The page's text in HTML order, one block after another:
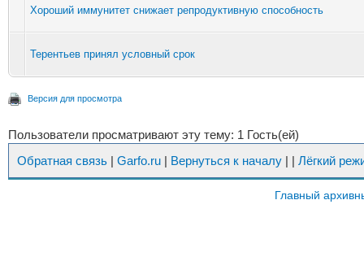
Хороший иммунитет снижает репродуктивную способность
Терентьев принял условный срок
Версия для просмотра
Пользователи просматривают эту тему: 1 Гость(ей)
Обратная связь | Garfo.ru | Вернуться к началу | | Лёгкий
Главный